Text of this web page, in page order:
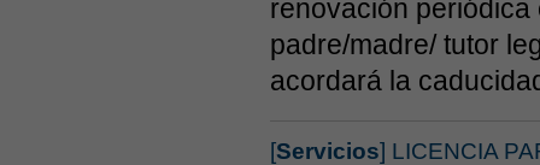
renovación
padre/madre/ tutor
acordará la
[Servicios] LICENCIA